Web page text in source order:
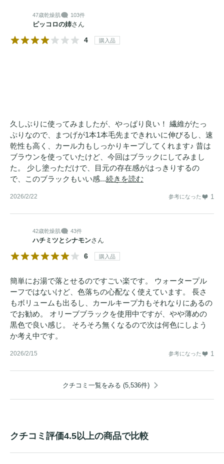
47歳乾燥肌 103件
ピッコロの姉さん
4 購入品
久しぶりに使ってみましたが、やっぱり良い！ 繊維がたっ
ぷりなので、まつげが1本1本毛先まできれいに伸びるし、速
乾性も高く、カール力もしっかりキープしてくれます♪ 昔は
ブラウンを使っていたけど、今回はブラックにしてみまし
た。 少し塗っただけで、目元の存在感がはっきりするの
で、このブラックもいい感...続きを読む
2026/2/22 参考になった 1
42歳乾燥肌 43件
ハチミツとシナモンさん
6 購入品
簡単にお湯で落とせるのですごい楽です。 ウォータープル
ーフではないけど、色落ちの心配なく使えています。 長さ
もボリュームも出るし、カールキープ力もそれなりにあるの
でお勧め。 オリーブブラックを使用中ですが、やや薄めの
黒色で良い感じ。 そろそろ無くなるので次は何色にしよう
か考え中です。
2026/2/15 参考になった 1
クチコミ一覧をみる (5,536件)
クチコミ評価4.5以上の商品で比較